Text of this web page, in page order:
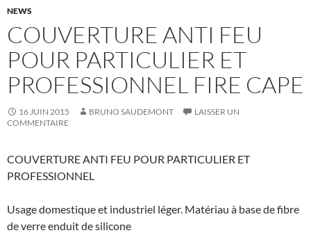
NEWS
COUVERTURE ANTI FEU
POUR PARTICULIER ET
PROFESSIONNEL FIRE CAPE
16 JUIN 2015 BRUNO SAUDEMONT
LAISSER UN
COMMENTAIRE
COUVERTURE ANTI FEU POUR PARTICULIER ET
PROFESSIONNEL
Usage domestique et industriel léger. Matériau à base de fibre
de verre enduit de silicone